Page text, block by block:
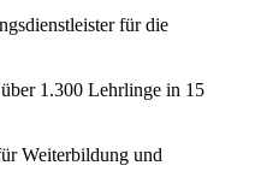
für die
1.300 Lehrlinge in 15
Weiterbildung und